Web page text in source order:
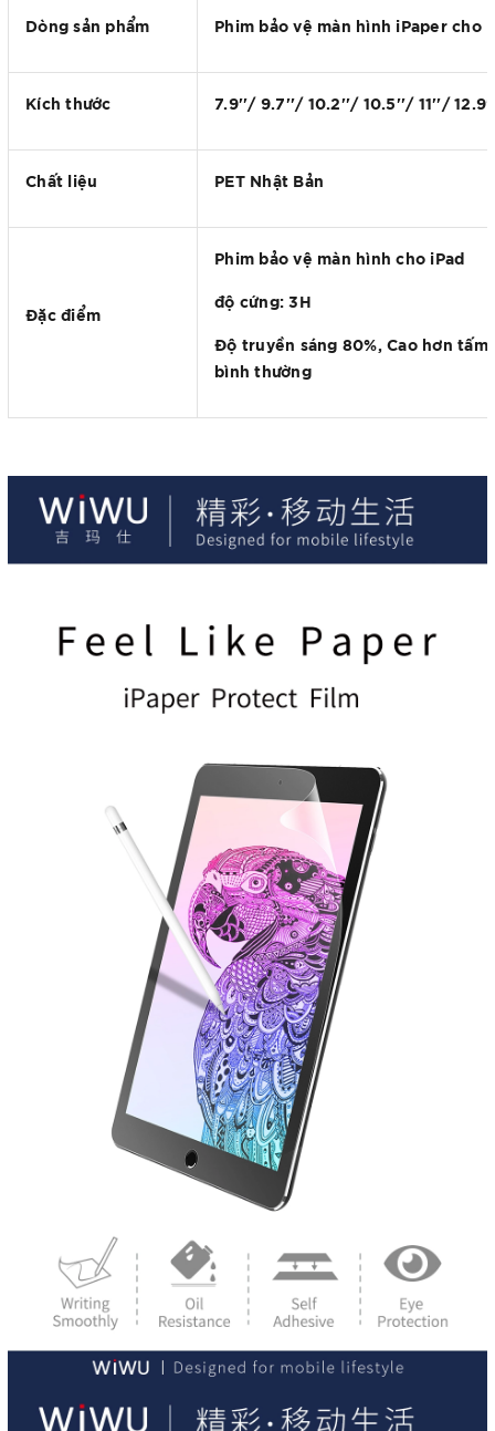
Dòng sản phẩm Phim bảo vệ màn hình iPaper cho
Kích thước 7.9''/ 9.7''/ 10.2''/ 10.5''/ 11''/
Chất liệu PET Nhật Bản
Đặc điểm
Phim bảo vệ màn hình cho iPad
độ cứng: 3H
Độ truyền sáng 80%, Cao hơn tấm
bình thường